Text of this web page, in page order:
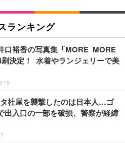
ランキング
口裕香の写真集「MORE MORE
刷決定！ 水着やランジェリーで美
社屋を襲撃したのは日本人…ゴ
出入口の一部を破損、警察が経緯